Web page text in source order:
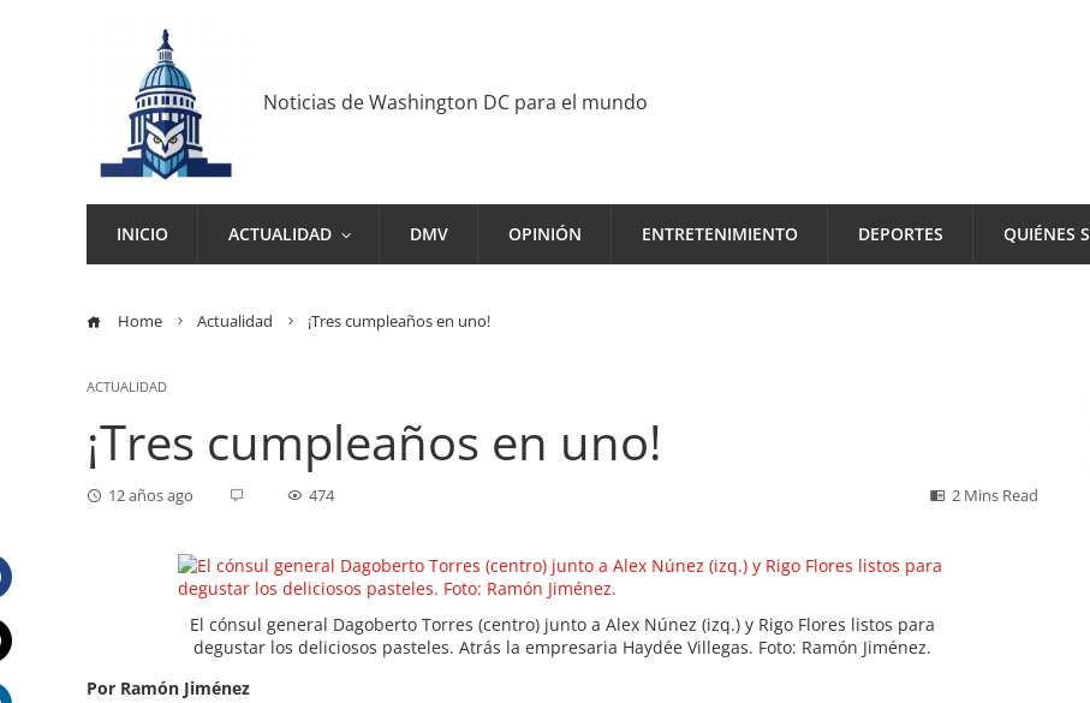
Noticias de Washington DC para el mundo
INICIO ACTUALIDAD DMV OPINIÓN ENTRETENIMIENTO DEPORTES QUIÉNES
Home Actualidad ¡Tres cumpleaños en uno!
ACTUALIDAD
¡Tres cumpleaños en uno!
12 años ago 474 2 Mins Read
El cónsul general Dagoberto Torres (centro) junto a Alex Núnez (izq.) y Rigo Flores listos para
degustar los deliciosos pasteles. Atrás la empresaria Haydée Villegas. Foto: Ramón Jiménez.
Por Ramón Jiménez